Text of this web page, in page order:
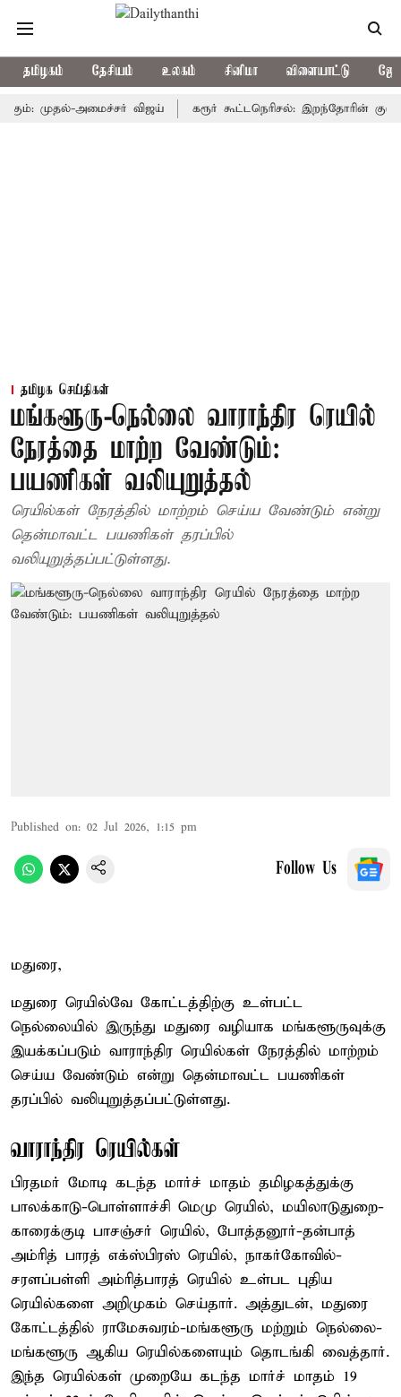
தமிழகம் தேசியம் உலகம் சினிமா விளையாட்டு
முதல்-அமைச்சர் விஜய் கரூர் கூட்டநெரிசல்: இறந்தோரின்
தமிழக செய்திகள்
மங்களூரு-நெல்லை வாராந்திர ரெயில்
நேரத்தை மாற்ற வேண்டும்:
பயணிகள் வலியுறுத்தல்
ரெயில்கள் நேரத்தில் மாற்றம் செய்ய வேண்டும் என்று
தென்மாவட்ட பயணிகள் தரப்பில்
வலியுறுத்தப்பட்டுள்ளது.
Published on: 02 Jul 2026, 1:15 pm
Follow Us
மதுரை,
மதுரை ரெயில்வே கோட்டத்திற்கு உள்பட்ட
நெல்லையில் இருந்து மதுரை வழியாக மங்களூருவுக்கு
இயக்கப்படும் வாராந்திர ரெயில்கள் நேரத்தில் மாற்றம்
செய்ய வேண்டும் என்று தென்மாவட்ட பயணிகள்
தரப்பில் வலியுறுத்தப்பட்டுள்ளது.
வாராந்திர ரெயில்கள்
பிரதமர் மோடி கடந்த மார்ச் மாதம் தமிழகத்துக்கு
பாலக்காடு-பொள்ளாச்சி மெமு ரெயில், மயிலாடுதுறை-
காரைக்குடி பாசஞ்சர் ரெயில், போத்தனூர்-தன்பாத்
அம்ரித் பாரத் எக்ஸ்பிரஸ் ரெயில், நாகர்கோவில்-
சரளப்பள்ளி அம்ரித்பாரத் ரெயில் உள்பட புதிய
ரெயில்களை அறிமுகம் செய்தார். அத்துடன், மதுரை
கோட்டத்தில் ராமேசுவரம்-மங்களூரு மற்றும் நெல்லை-
மங்களூரு ஆகிய ரெயில்களையும் தொடங்கி வைத்தார்.
இந்த ரெயில்கள் முறையே கடந்த மார்ச் மாதம் 19